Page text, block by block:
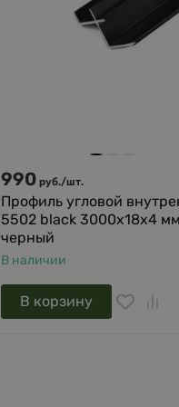
990 руб./шт.
Профиль угловой
5502 black 3000х18х4
черный
В наличии
В корзину